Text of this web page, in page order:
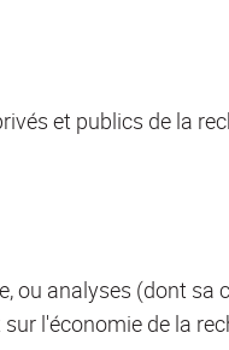
et publics de la
ou analyses (dont sa
l'économie de la